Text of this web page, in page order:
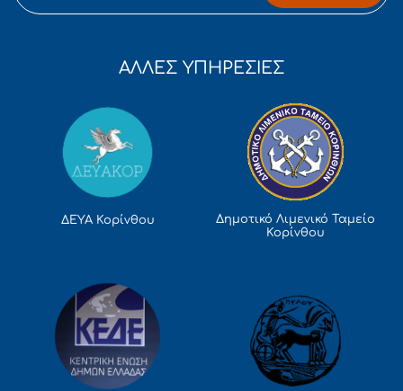
ΑΛΛΕΣ ΥΠΗΡΕΣΙΕΣ
ΔΕΥΑ Κορίνθου
Δημοτικό Λιμενικό Ταμείο
Κορίνθου